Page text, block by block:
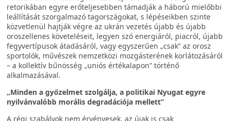
retorikában egyre erőteljesebben támadják a háború mielőbbi
leállítását szorgalmazó tagországokat, s lépéseikben szinte
közvetlenül hajtják végre az ukrán vezetés újabb és újabb
oroszellenes követeléseit, legyen szó energiáról, piacról, újabb
fegyvertípusok átadásáról, vagy egyszerűen „csak” az orosz
sportolók, művészek nemzetközi mozgásterének korlátozásáról
– a kollektív bűnösség „uniós értékalapon” történő
alkalmazásával.
„Minden a győzelmet szolgálja, a politikai Nyugat egyre
nyilvánvalóbb morális degradációja mellett”
A régi szabályok nem érvényesek, az újak is csak